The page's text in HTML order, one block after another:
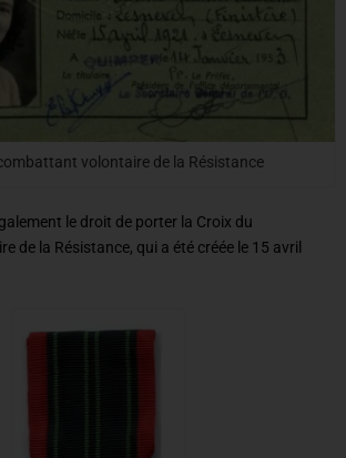
volontaire de la Résistance
le droit de porter la Croix du
de la Résistance, qui a été créée le 15 avril